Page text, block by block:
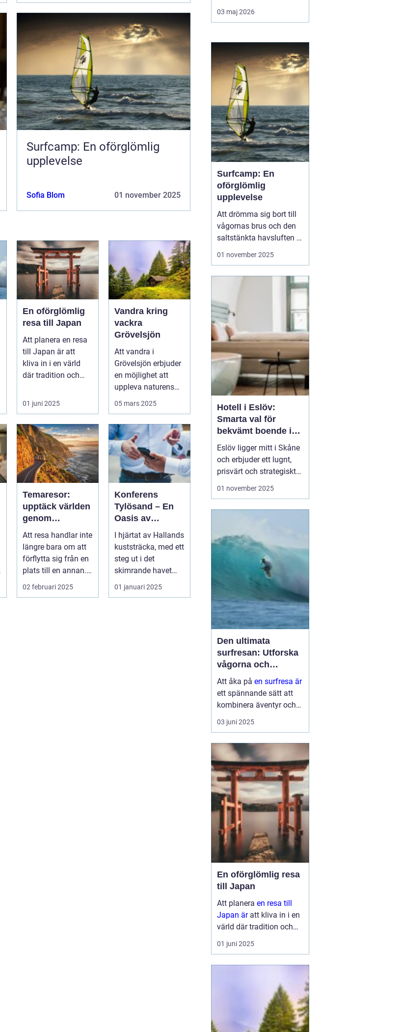
Surfcamp: En oförglömlig
upplevelse
Sofia Blom 01 november 2025
En oförglömlig
resa till Japan
Att planera en resa
till Japan är att
kliva in i en värld
där tradition och
01 juni 2025
Vandra kring
vackra
Grövelsjön
Att vandra i
Grövelsjön erbjuder
en möjlighet att
uppleva naturens
05 mars 2025
Temaresor:
upptäck världen
genom
tematiska
upplevelser
Att resa handlar inte
längre bara om att
förflytta sig från en
plats till en annan.
02 februari 2025
Konferens
Tylösand – En
Oasis av
Möjligheter
I hjärtat av Hallands
kuststräcka, med ett
steg ut i det
skimrande havet
och den mjuka
san...
01 januari 2025
Siljan och klassiska
dalatraditioner. Men byn
matdestination. Här
möts resenärer som vill
äta genuint, närodlat och
vällagat utan att tumma
på vare sig kvalitet ell...
03 maj 2026
Surfcamp: En
oförglömlig
upplevelse
Att drömma sig bort till
vågornas brus och den
saltstänkta havsluften är
en längtan många
surfcamp som ett
perfekt alternati...
01 november 2025
Hotell i Eslöv:
Smarta val för
bekvämt boende i
hjärtat av Skåne
Eslöv ligger mitt i Skåne
och erbjuder ett lugnt,
prisvärt och strategiskt
boendealternativ för
parkering ...
01 november 2025
Den ultimata
surfresan: Utforska
vågorna och
upptäck äventyret
Att åka på en surfresa är
ett spännande sätt att
kombinera äventyr och
avkoppling. Det ger
möjlighet att uppleva
samtidigt som man
utvecklar en ny f&au...
03 juni 2025
En oförglömlig resa
till Japan
Att planera en resa till
Japan äratt kliva in i en
värld där tradition och
modernitet möts. Detta
fascinerande land
01 juni 2025